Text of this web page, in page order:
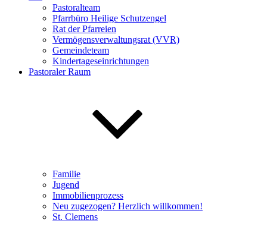
Pastoralteam
Pfarrbüro Heilige Schutzengel
Rat der Pfarreien
Vermögensverwaltungsrat (VVR)
Gemeindeteam
Kindertageseinrichtungen
Pastoraler Raum
Familie
Jugend
Immobilienprozess
Neu zugezogen? Herzlich willkommen!
St. Clemens